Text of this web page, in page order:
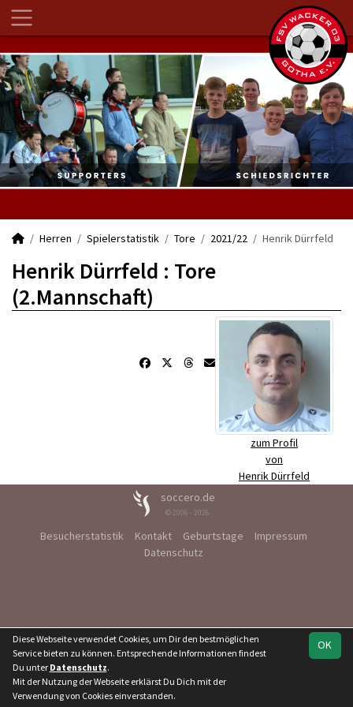
Herren Spielerstatistik Tore 2021/22 Henrik Dürrfeld
Henrik Dürrfeld : Tore
(2.Mannschaft)
zum Profil
von
Henrik Dürrfeld
soccero.de
© 2006 - 2026
Besucherstatistik Kontakt Geburtstage
Impressum
Datenschutz
OK
Diese Webseite verwendet Cookies, um Dir den bestmöglichen
Service bieten zu können. Entsprechende Informationen findest
Du unter Datenschutz.
Mit der Nutzung der Webseite erklärst Du Dich mit der
Verwendung von Cookies einverstanden.